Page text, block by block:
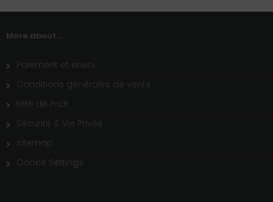
More about...
Paiement et envoi
Conditions générales de vente
tête de mât
Sécurité & Vie Privée
sitemap
Cookie Settings